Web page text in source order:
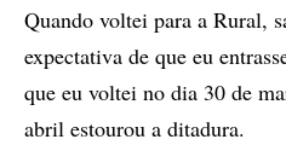
Quando voltei para a Rural,
expectativa de que eu
que eu voltei no dia 30 de
abril estourou a ditadura.